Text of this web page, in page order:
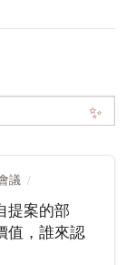
✨
議
提案的部
值，誰來認